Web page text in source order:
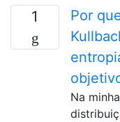
1
Por
Na